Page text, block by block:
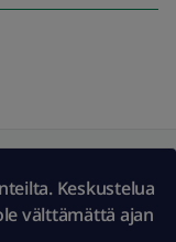
Keskustelua
välttämättä ajan